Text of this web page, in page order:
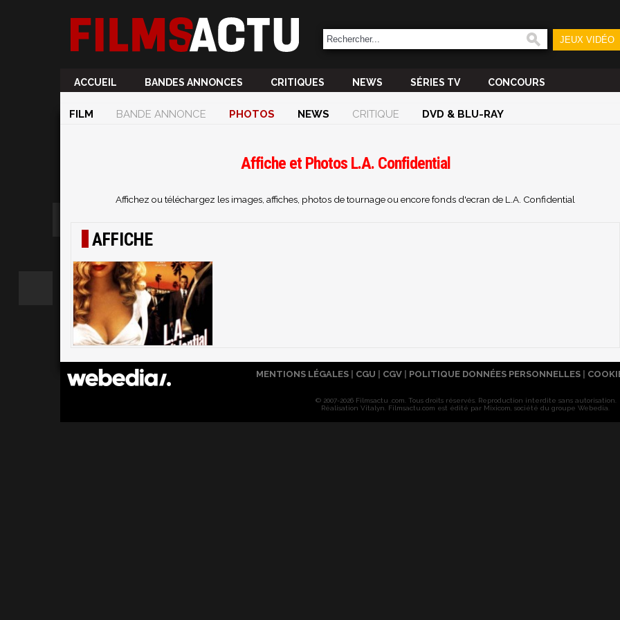
JEUX VIDÉO
ACCUEIL BANDES ANNONCES CRITIQUES NEWS SÉRIES TV CONCOURS
FILM BANDE ANNONCE PHOTOS NEWS CRITIQUE DVD & BLU-RAY
Affiche et Photos L.A. Confidential
Affichez ou téléchargez les images, affiches, photos de tournage ou encore fonds d'ecran de L.A. Confidential
AFFICHE
MENTIONS LÉGALES CGU CGV POLITIQUE DONNÉES PERSONNELLES
© 2007-2026 Filmsactu .com. Tous droits réservés. Reproduction interdite sans autorisation.
Réalisation Vitalyn . Filmsactu .com est édité par Mixicom, société du groupe Webedia.